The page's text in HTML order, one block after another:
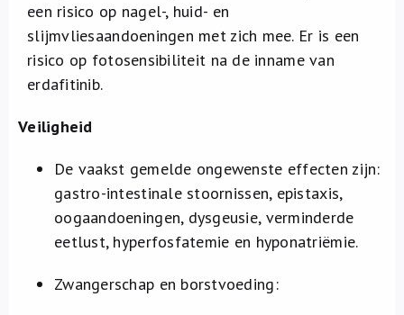
een risico op nagel-, huid- en
slijmvliesaandoeningen met zich mee. Er is een
risico op fotosensibiliteit na de inname van
erdafitinib.
Veiligheid
De vaakst gemelde ongewenste effecten zijn:
gastro-intestinale stoornissen, epistaxis,
oogaandoeningen, dysgeusie, verminderde
eetlust, hyperfosfatemie en hyponatriëmie.
Zwangerschap en borstvoeding: